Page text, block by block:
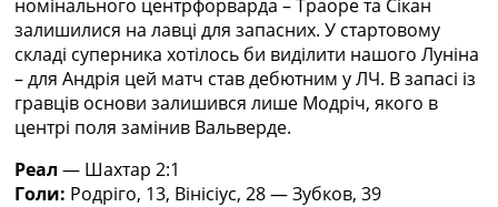
Рейтінги
Правила
Колективний прогноз
Турніри
Чемпіонат Світу
Україна. Прем’єр-Ліга
Україна. Перша Ліга
Ліга Чемпіонів
номінального центрфорварда – Траоре та Сікан
залишилися на лавці для запасних. У стартовому
складі суперника хотілось би виділити нашого Луніна
– для Андрія цей матч став дебютним у ЛЧ. В запасі із
гравців основи залишився лише Модріч, якого в
центрі поля замінив Вальверде.
Реал — Шахтар 2:1
Голи: Родріго, 13, Вінісіус, 28 — Зубков, 39